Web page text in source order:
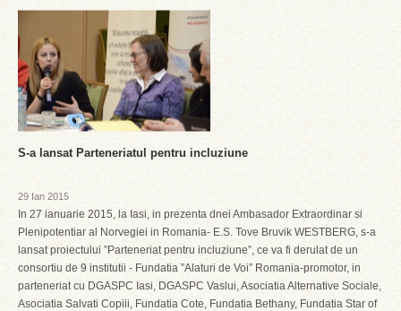
S-a lansat Parteneriatul pentru incluziune
29 Ian 2015
In 27 ianuarie 2015, la Iasi, in prezenta dnei Ambasador Extraordinar si
Plenipotentiar al Norvegiei in Romania- E.S. Tove Bruvik WESTBERG, s-a
lansat proiectului ”Parteneriat pentru incluziune”, ce va fi derulat de un
consortiu de 9 institutii - Fundatia ”Alaturi de Voi” Romania-promotor, in
parteneriat cu DGASPC Iasi, DGASPC Vaslui, Asociatia Alternative Sociale,
Asociatia Salvati Copiii, Fundatia Cote, Fundatia Bethany, Fundatia Star of